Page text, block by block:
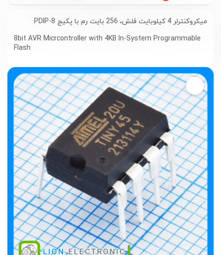
میکروکنترلر 4 کیلوبایت فلش، 256 بایت رم با پکیج PDIP-8
8bit AVR Micrcontroller with 4KB In-System Programmable
Flash